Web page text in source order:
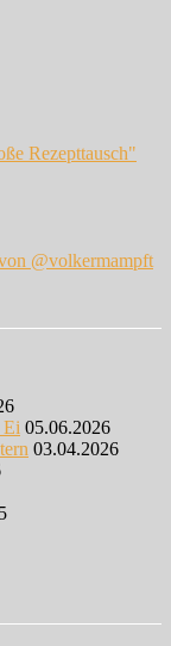
Ei 05.06.2026
03.04.2026